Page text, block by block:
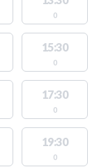
0
15:30
0
17:30
0
19:30
0